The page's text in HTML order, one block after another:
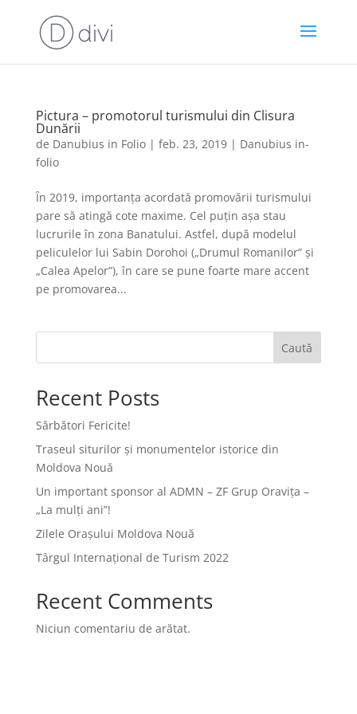
Pictura – promotorul turismului din Clisura
Dunării
de Danubius in Folio| feb. 23, 2019| Danubius in-
folio
În 2019, importanța acordată promovării turismului
pare să atingă cote maxime. Cel puțin așa stau
lucrurile în zona Banatului. Astfel, după modelul
peliculelor lui Sabin Dorohoi („Drumul Romanilor” și
„Calea Apelor”), în care se pune foarte mare accent
pe promovarea...
Caută
Recent Posts
Sărbători Fericite!
Traseul siturilor și monumentelor istorice din
Moldova Nouă
Un important sponsor al ADMN – ZF Grup Oravița –
„La mulți ani”!
Zilele Orașului Moldova Nouă
Târgul Internațional de Turism 2022
Recent Comments
Niciun comentariu de arătat.